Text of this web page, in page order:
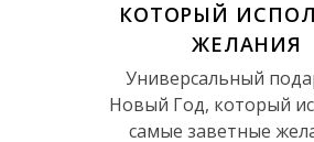
КОТОРЫЙ
ЖЕЛАНИЯ
Универсальный
Новый Год, который
самые заветные